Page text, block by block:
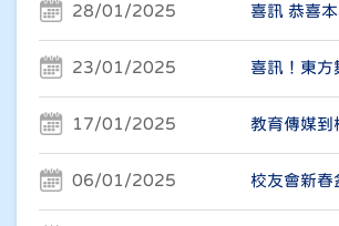
28/01/2025 喜訊 恭喜
23/01/2025 喜訊！東方
17/01/2025 教育傳媒到
06/01/2025 校友會新春